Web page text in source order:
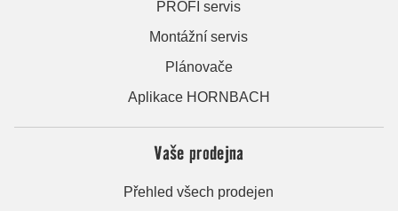
PROFI servis
Montážní servis
Plánovače
Aplikace HORNBACH
Vaše prodejna
Přehled všech prodejen